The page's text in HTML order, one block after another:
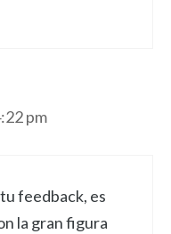
pm
feedback, es
la gran figura